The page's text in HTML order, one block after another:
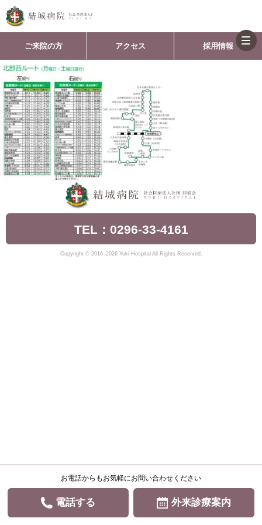
ご来院の方 アクセス 採用情報
TEL：0296-33-4161
Copyright © 2016–2026 Yuki Hospital All Rights Reserved.
お電話からもお気軽にお問い合わせください
電話する 外来診療案内